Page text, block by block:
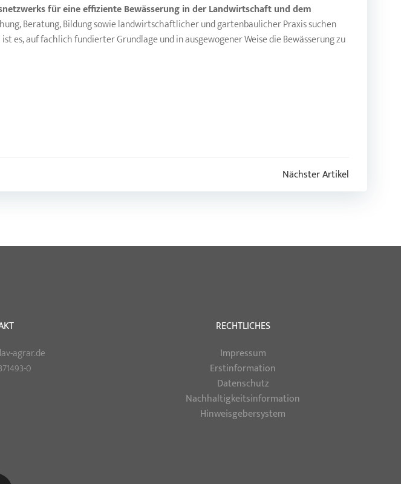
für eine effiziente Bewässerung in der Landwirtschaft und dem
Beratung, Bildung sowie landwirtschaftlicher und gartenbaulicher Praxis suchen
es, auf fachlich fundierter Grundlage und in ausgewogener Weise die Bewässerung zu
Nächster Artikel
agrar.de
0
RECHTLICHES
Impressum
Erstinformation
Datenschutz
Nachhaltigkeitsinformation
Hinweisgebersystem